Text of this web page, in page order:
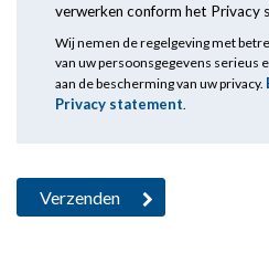
verwerken conform het Privacy
Wij nemen de regelgeving met
van uw persoonsgegevens serieus
aan de bescherming van uw privacy.
Privacy statement